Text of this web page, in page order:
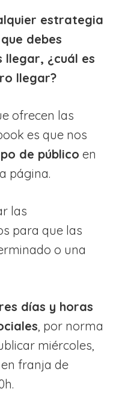
estrategia
debes
llegar, ¿cuál es
llegar?
ofrecen las
es que nos
de público en
página.
las
para que las
o una
días y horas
, por norma
miércoles,
franja de